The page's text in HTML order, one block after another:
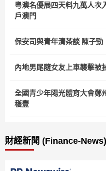
粵澳名優展四天料九萬人次
戶澳門
保安司與青年清茶談 陳子勁
內地男尾隨女友上車襲擊被
全國青少年陽光體育大會鄭
穫豐
財經新聞 (Finance-News)